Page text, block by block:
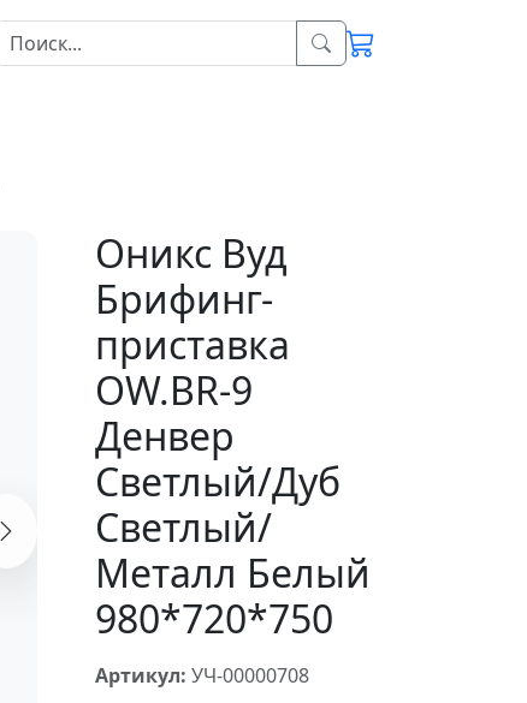
Оникс Вуд
Брифинг-
приставка
OW.BR-9
Денвер
Светлый/Дуб
Светлый/
Металл Белый
980*720*750
Артикул: УЧ-00000708